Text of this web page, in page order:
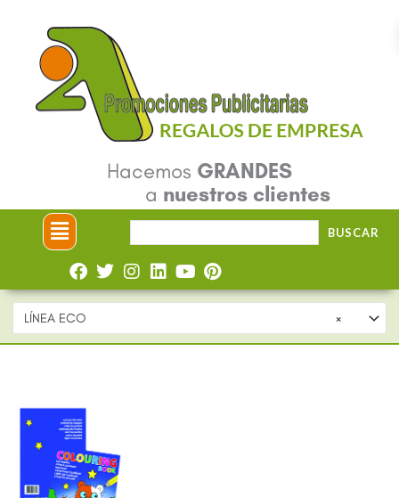
contenido
Hacemos GRANDES
a nuestros clientes
Menú BUSCAR
×
LÍNEA ECO